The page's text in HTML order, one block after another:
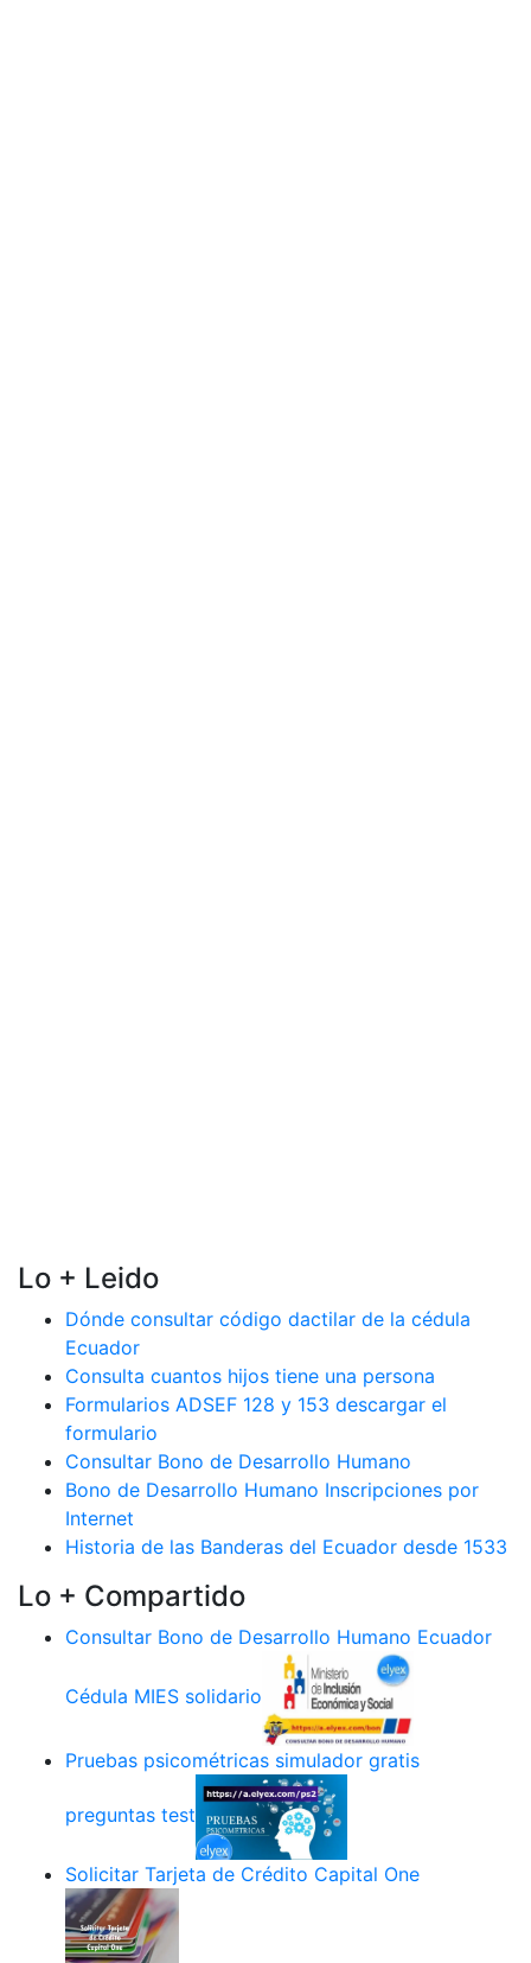
Lo + Leido
Dónde consultar código dactilar de la cédula
Ecuador
Consulta cuantos hijos tiene una persona
Formularios ADSEF 128 y 153 descargar el
formulario
Consultar Bono de Desarrollo Humano
Bono de Desarrollo Humano Inscripciones por
Internet
Historia de las Banderas del Ecuador desde 1533
Lo + Compartido
Consultar Bono de Desarrollo Humano Ecuador
Cédula MIES solidario
Pruebas psicométricas simulador gratis
preguntas test
Solicitar Tarjeta de Crédito Capital One